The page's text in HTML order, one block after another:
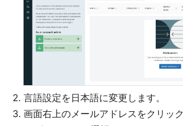
言語設定を日本語に変更します。
画面右上のメールアドレスをクリッ